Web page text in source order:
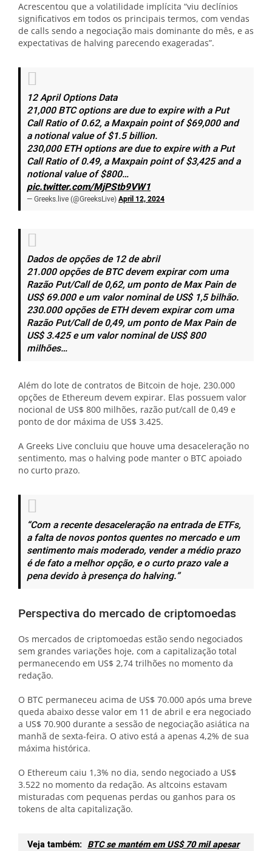
Acrescentou que a volatilidade implícita “viu declínios
significativos em todos os principais termos, com vendas
de calls sendo a negociação mais dominante do mês, e as
expectativas de halving parecendo exageradas”.
12 April Options Data
21,000 BTC options are due to expire with a Put
Call Ratio of 0.62, a Maxpain point of $69,000 and
a notional value of $1.5 billion.
230,000 ETH options are due to expire with a Put
Call Ratio of 0.49, a Maxpain point of $3,425 and a
notional value of $800…
pic.twitter.com/MjPStb9VW1
— Greeks.live (@GreeksLive)April 12, 2024
Dados de opções de 12 de abril
21.000 opções de BTC devem expirar com uma
Razão Put/Call de 0,62, um ponto de Max Pain de
US$ 69.000 e um valor nominal de US$ 1,5 bilhão.
230.000 opções de ETH devem expirar com uma
Razão Put/Call de 0,49, um ponto de Max Pain de
US$ 3.425 e um valor nominal de US$ 800
milhões…
Além do lote de contratos de Bitcoin de hoje, 230.000
opções de Ethereum devem expirar. Elas possuem valor
nocional de US$ 800 milhões, razão put/call de 0,49 e
ponto de dor máxima de US$ 3.425.
A Greeks Live concluiu que houve uma desaceleração no
sentimento, mas o halving pode manter o BTC apoiado
no curto prazo.
“Com a recente desaceleração na entrada de ETFs,
a falta de novos pontos quentes no mercado e um
sentimento mais moderado, vender a médio prazo
é de fato a melhor opção, e o curto prazo vale a
pena devido à presença do halving.”
Perspectiva do mercado de criptomoedas
Os mercados de criptomoedas estão sendo negociados
sem grandes variações hoje, com a capitalização total
permanecendo em US$ 2,74 trilhões no momento da
redação.
O BTC permaneceu acima de US$ 70.000 após uma breve
queda abaixo desse valor em 11 de abril e era negociado
a US$ 70.900 durante a sessão de negociação asiática na
manhã de sexta-feira. O ativo está a apenas 4,2% de sua
máxima histórica.
O Ethereum caiu 1,3% no dia, sendo negociado a US$
3.522 no momento da redação. As altcoins estavam
misturadas com pequenas perdas ou ganhos para os
tokens de alta capitalização.
Veja também: BTC se mantém em US$ 70 mil apesar